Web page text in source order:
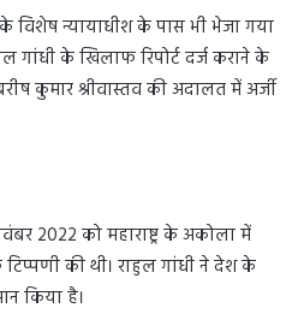
न्यायाधीश के पास भी भेजा गया
गांधी के खिलाफ रिपोर्ट दर्ज कराने के
कुमार श्रीवास्तव की अदालत में अर्जी
2022 को महाराष्ट्र के अकोला में
की थी। राहुल गांधी ने देश के
किया है।